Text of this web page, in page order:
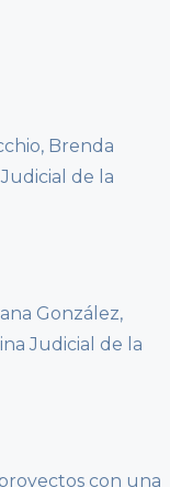
Brenda
de la
González,
Judicial de la
con una